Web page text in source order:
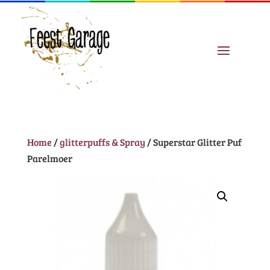
Home /glitterpuffs & Spray / Superstar Glitter Puf
Parelmoer